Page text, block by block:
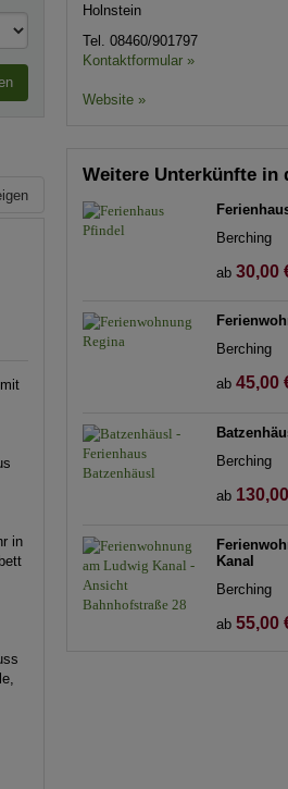
in
Holnstein
Tel. 08460/901797
Kontaktformular »
Website »
Weitere Unterkünfte in
Berching
ab 30,00
Berching
ab 45,00
Berching
ab
Kanal
Berching
ab 55,00